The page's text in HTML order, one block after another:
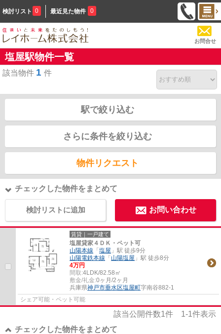
検討リスト 0 最近見た物件 0
お問合せ
塩屋駅物件一覧
該当物件 1 件
駅で絞り込む
さらに条件を絞り込む
物件リクエスト
チェックした物件をまとめて
検討リストに追加 お問い合わせ
賃貸｜一戸建て
塩屋貸家４ＤＫ・ペット可
山陽本線 「 塩屋 」駅 徒歩9分
山陽電鉄本線 「 山陽塩屋 」駅 徒歩8分
4万円
間取:4LDK/82.58㎡
敷金/礼金:0ヶ月/2ヶ月
兵庫県神戸市垂水区塩屋町字南谷882-1
シェア可能・ペット可能
該当公開件数1件 1-1件表示
チェックした物件をまとめて